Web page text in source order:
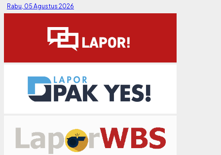
Rabu, 05 Agustus 2026